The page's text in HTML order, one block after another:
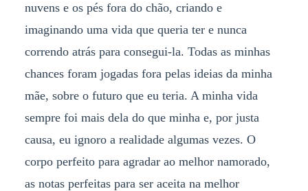
nuvens e os pés fora do chão, criando e
imaginando uma vida que queria ter e nunca
correndo atrás para consegui-la. Todas as minhas
chances foram jogadas fora pelas ideias da minha
mãe, sobre o futuro que eu teria. A minha vida
sempre foi mais dela do que minha e, por justa
causa, eu ignoro a realidade algumas vezes. O
corpo perfeito para agradar ao melhor namorado,
as notas perfeitas para ser aceita na melhor